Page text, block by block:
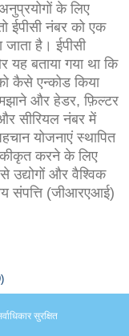
के लिए
ईपीसी नंबर को एक
है। ईपीसी
यह बताया गया था कि
कैसे एन्कोड किया
और हेडर, फ़िल्टर
सीरियल नंबर में
योजनाएं स्थापित
करने के लिए
उद्योगों और वैश्विक
संपत्ति (जीआरएआई)
सुरक्षित